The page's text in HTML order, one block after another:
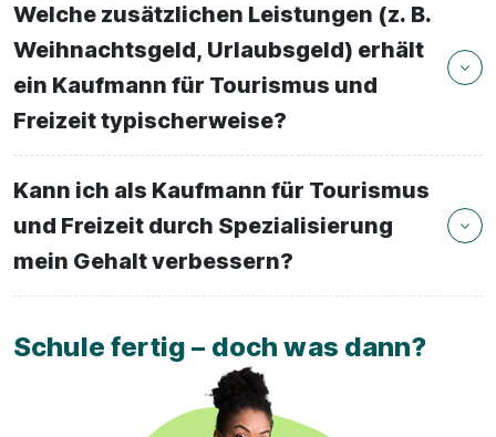
Welche zusätzlichen Leistungen (z. B.
Weihnachtsgeld, Urlaubsgeld) erhält
ein Kaufmann für Tourismus und
Freizeit typischerweise?
Kann ich als Kaufmann für Tourismus
und Freizeit durch Spezialisierung
mein Gehalt verbessern?
Schule fertig – doch was dann?